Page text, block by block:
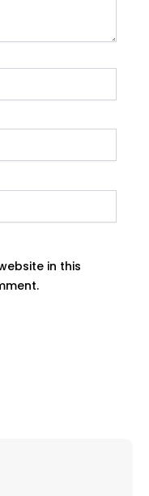
in this